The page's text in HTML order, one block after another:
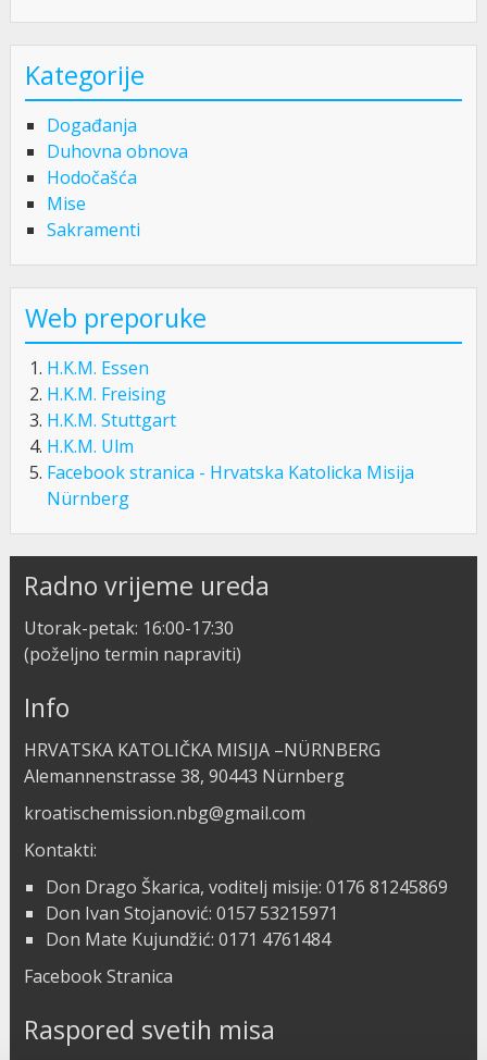
Kategorije
Događanja
Duhovna obnova
Hodočašća
Mise
Sakramenti
Web preporuke
H.K.M. Essen
H.K.M. Freising
H.K.M. Stuttgart
H.K.M. Ulm
Facebook stranica - Hrvatska Katolicka Misija
Nürnberg
Radno vrijeme ureda
Utorak-petak: 16:00-17:30
(poželjno termin napraviti)
Info
HRVATSKA KATOLIČKA MISIJA –NÜRNBERG
Alemannenstrasse 38, 90443 Nürnberg
kroatischemission.nbg@gmail.com
Kontakti:
Don Drago Škarica, voditelj misije: 0176 81245869
Don Ivan Stojanović: 0157 53215971
Don Mate Kujundžić: 0171 4761484
Facebook Stranica
Raspored svetih misa